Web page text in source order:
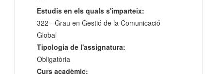
Estudis en els quals s'imparteix:
322 - Grau en Gestió de la Comunicació
Global
Tipologia de l'assignatura:
Obligatòria
Curs acadèmic: